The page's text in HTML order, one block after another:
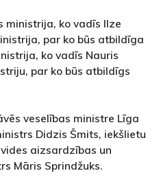
ministrija, ko vadīs Ilze
par ko būs atbildīga
ko vadīs Nauris
par ko būs atbildīgs
veselības ministre Līga
Didzis Šmits, iekšlietu
aizsardzības un
Māris Sprindžuks.